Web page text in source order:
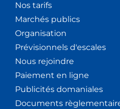
Nos tarifs
Marchés publics
Organisation
Prévisionnels d'escales
Nous rejoindre
Paiement en ligne
Publicités domaniales
Documents